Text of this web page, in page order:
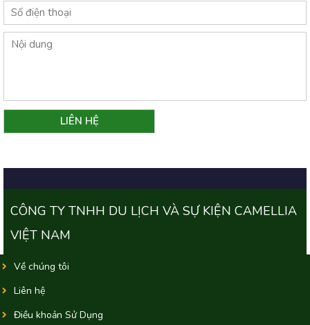
CÔNG TY TNHH DU LỊCH VÀ SỰ KIỆN CAMELLIA
VIỆT NAM
Về chúng tôi
Liên hệ
Điều khoản Sử Dụng